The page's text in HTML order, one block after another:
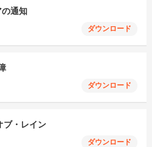
の通知
ダウンロード
ダウンロード
ブ・レイン
ダウンロード